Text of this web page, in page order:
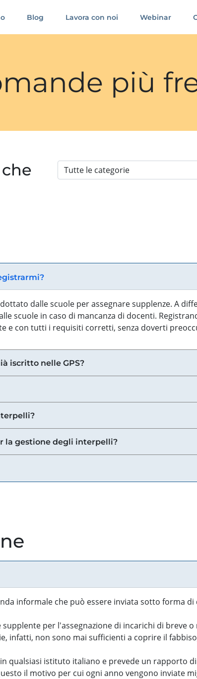
Blog Lavora con noi Webinar
più
dalle scuole per assegnare supplenze. A
scuole in caso di mancanza di docenti.
e con tutti i requisiti corretti, senza doverti
iscritto nelle GPS?
la gestione degli interpelli?
informale che può essere inviata sotto forma
per l'assegnazione di incarichi di breve
infatti, non sono mai sufficienti a coprire il
qualsiasi istituto italiano e prevede un rapporto
il motivo per cui ogni anno vengono inviate